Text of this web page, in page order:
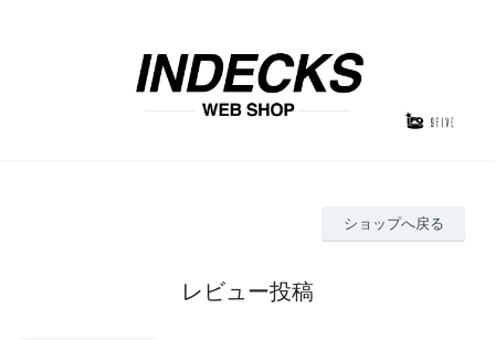
ショップへ戻る
レビュー投稿